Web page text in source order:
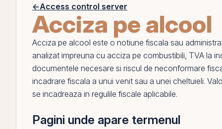
←Access control server
Acciza pe alcool
Acciza pe alcool este o notiune fiscala sau
analizat impreuna cu acciza pe combustibili, TVA la
documentele necesare si riscul de neconformare
incadrare fiscala a unui venit sau a unei cheltuieli.
se incadreaza in regulile fiscale aplicabile.
Pagini unde apare termenul